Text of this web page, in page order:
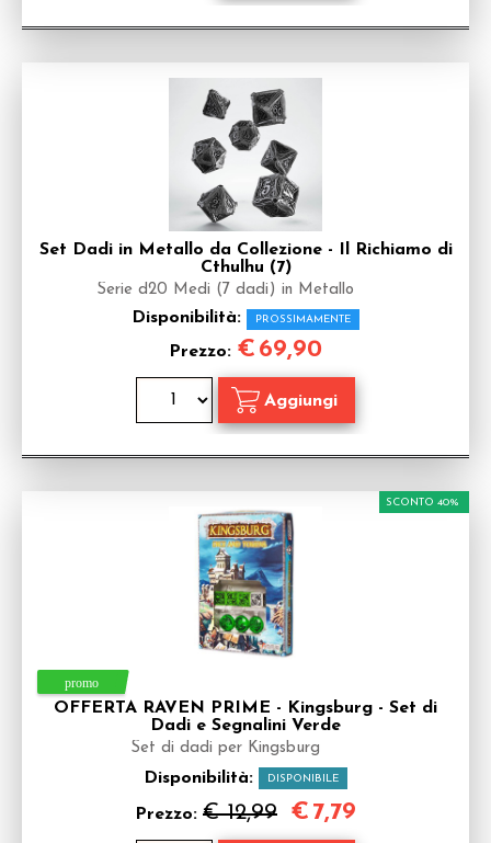
Set Dadi in Metallo da Collezione - Il Richiamo di
Cthulhu (7)
Serie d20 Medi (7 dadi) in Metallo
Disponibilità: PROSSIMAMENTE
Prezzo: € 69,90
OFFERTA RAVEN PRIME - Kingsburg - Set di
Dadi e Segnalini Verde
Set di dadi per Kingsburg
Disponibilità: DISPONIBILE
Prezzo: € 12,99
SCONTO 40%
€ 7,79